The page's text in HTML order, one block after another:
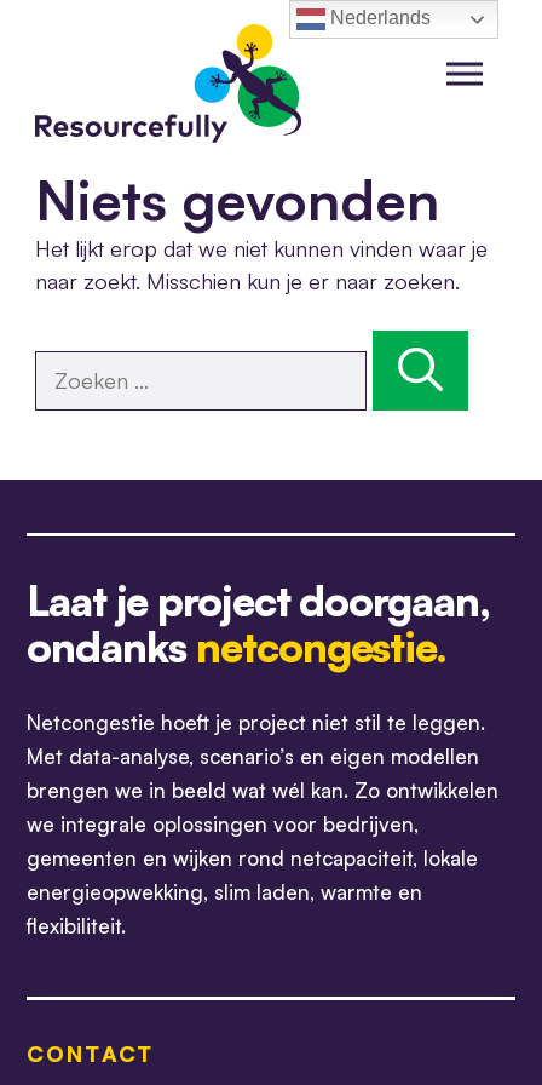
inhoud
Menu
Niets gevonden
Het lijkt erop dat we niet kunnen vinden waar je
naar zoekt. Misschien kun je er naar zoeken.
Zoek
naar:
Laat je project doorgaan,
ondanks netcongestie.
Netcongestie hoeft je project niet stil te leggen.
Met data-analyse, scenario’s en eigen modellen
brengen we in beeld wat wél kan. Zo ontwikkelen
we integrale oplossingen voor bedrijven,
gemeenten en wijken rond netcapaciteit, lokale
energieopwekking, slim laden, warmte en
flexibiliteit.
CONTACT
Nederlands